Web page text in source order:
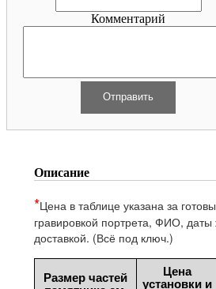
Комментарий
Описание
*Цена в таблице указана за
гравировкой портрета, ФИО, даты
доставкой. (Всё под ключ.)
Размер частей
Цена
установки и